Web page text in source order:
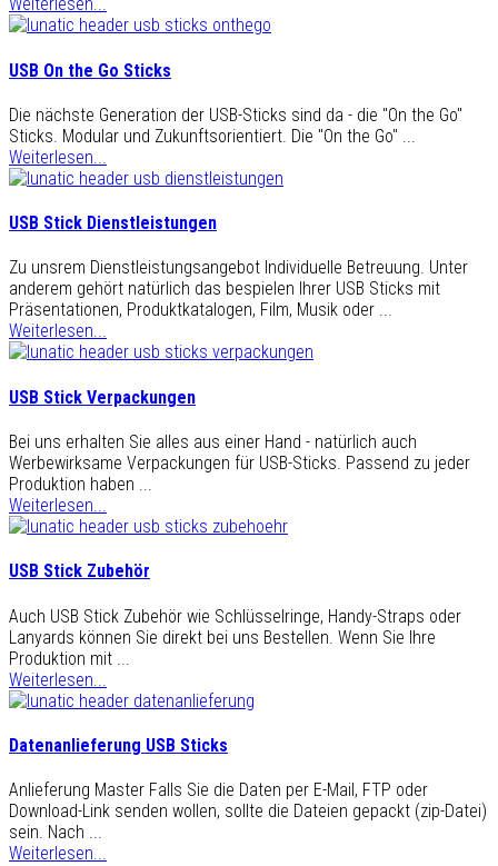
Weiterlesen...
USB On the Go Sticks
Die nächste Generation der USB-Sticks sind da - die "On the Go"
Sticks. Modular und Zukunftsorientiert. Die "On the Go" ...
Weiterlesen...
USB Stick Dienstleistungen
Zu unsrem Dienstleistungsangebot Individuelle Betreuung. Unter
anderem gehört natürlich das bespielen Ihrer USB Sticks mit
Präsentationen, Produktkatalogen, Film, Musik oder ...
Weiterlesen...
USB Stick Verpackungen
Bei uns erhalten Sie alles aus einer Hand - natürlich auch
Werbewirksame Verpackungen für USB-Sticks. Passend zu jeder
Produktion haben ...
Weiterlesen...
USB Stick Zubehör
Auch USB Stick Zubehör wie Schlüsselringe, Handy-Straps oder
Lanyards können Sie direkt bei uns Bestellen. Wenn Sie Ihre
Produktion mit ...
Weiterlesen...
Datenanlieferung USB Sticks
Anlieferung Master Falls Sie die Daten per E-Mail, FTP oder
Download-Link senden wollen, sollte die Dateien gepackt (zip-Datei)
sein. Nach ...
Weiterlesen...